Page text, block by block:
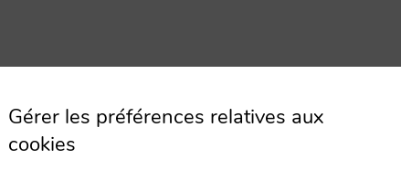
Gérer les préférences relatives aux
cookies